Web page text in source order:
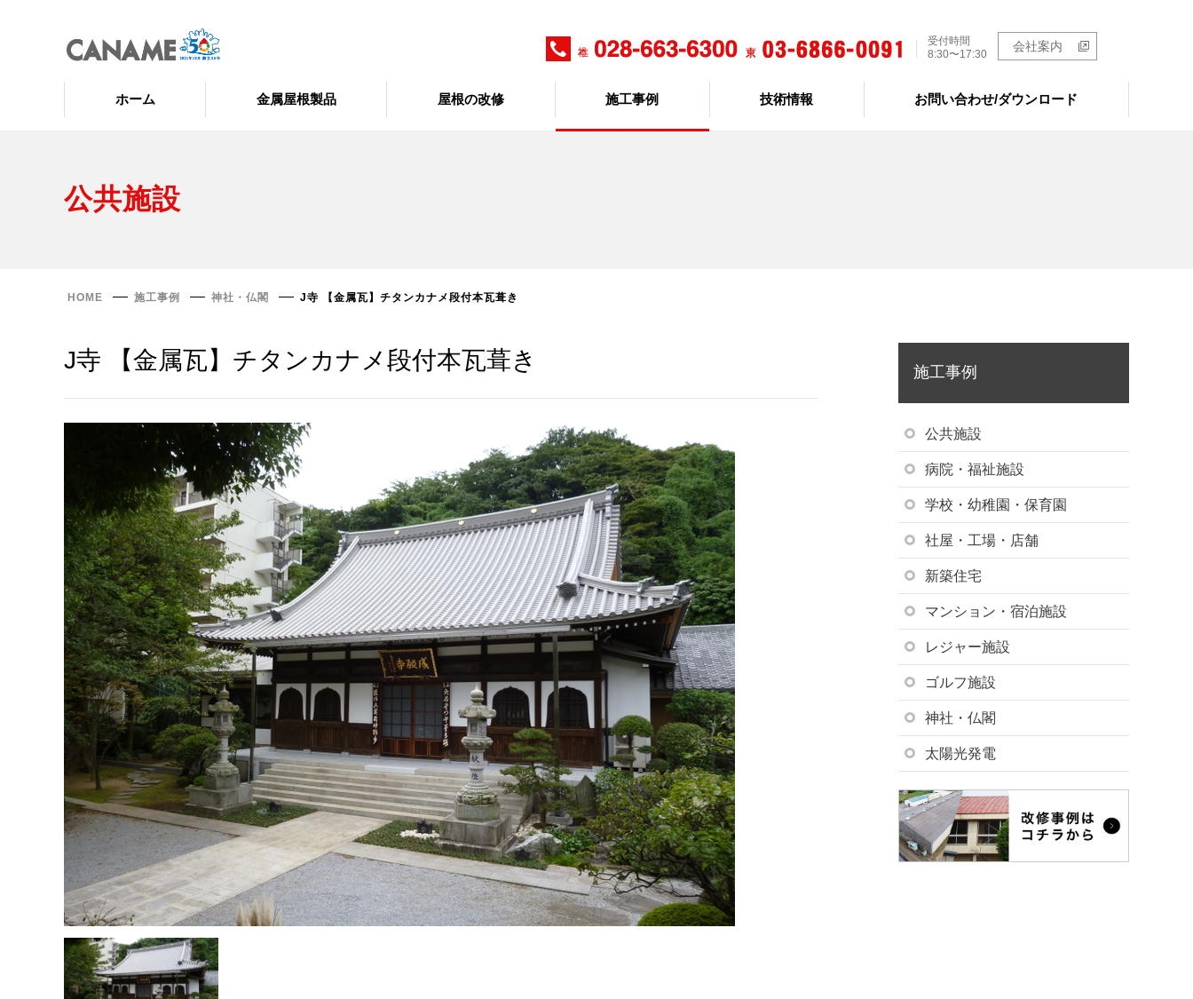
受付時間
8:30〜17:30
会社案内
ホーム 金属屋根製品 屋根の改修 施工事例 技術情報 お問い合わせ/ダウンロード
公共施設
HOME 施工事例 神社・仏閣 J寺 【金属瓦】チタンカナメ段付本瓦葺き
J寺 【金属瓦】チタンカナメ段付本瓦葺き 施工事例
公共施設
病院・福祉施設
学校・幼稚園・保育園
社屋・工場・店舗
新築住宅
マンション・宿泊施設
レジャー施設
ゴルフ施設
神社・仏閣
太陽光発電